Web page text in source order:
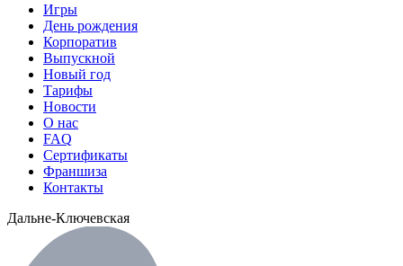
Игры
День рождения
Корпоратив
Выпускной
Новый год
Тарифы
Новости
О нас
FAQ
Сертификаты
Франшиза
Контакты
Дальне-Ключевская